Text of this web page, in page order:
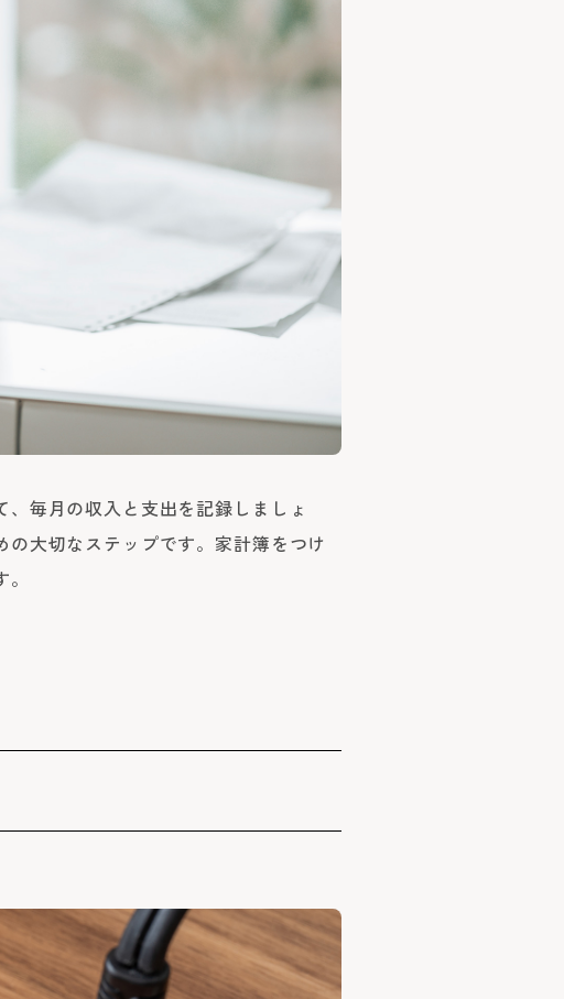
毎月の収入と支出を記録しましょ
大切なステップです。家計簿をつけ